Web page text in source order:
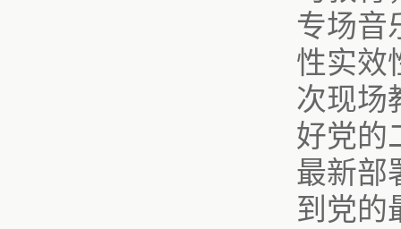
专场音
性实效
次现场
好党的
最新部
到党的